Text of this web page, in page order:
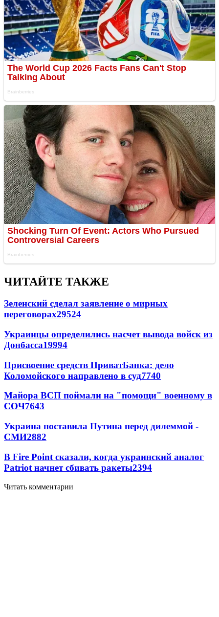
ЧИТАЙТЕ ТАКЖЕ
Зеленский сделал заявление о мирных
переговорах29524
Украинцы определились насчет вывода войск из
Донбасса19994
Присвоение средств ПриватБанка: дело
Коломойского направлено в суд7740
Майора ВСП поймали на "помощи" военному в
СОЧ7643
Украина поставила Путина перед дилеммой -
СМИ2882
В Fire Point сказали, когда украинский аналог
Patriot начнет сбивать ракеты2394
Читать комментарии